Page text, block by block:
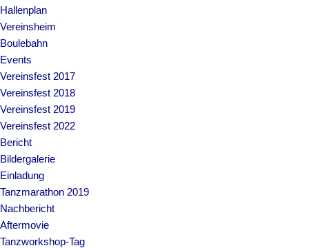
Hallenplan
Vereinsheim
Boulebahn
Events
Vereinsfest 2017
Vereinsfest 2018
Vereinsfest 2019
Vereinsfest 2022
Bericht
Bildergalerie
Einladung
Tanzmarathon 2019
Nachbericht
Aftermovie
Tanzworkshop-Tag